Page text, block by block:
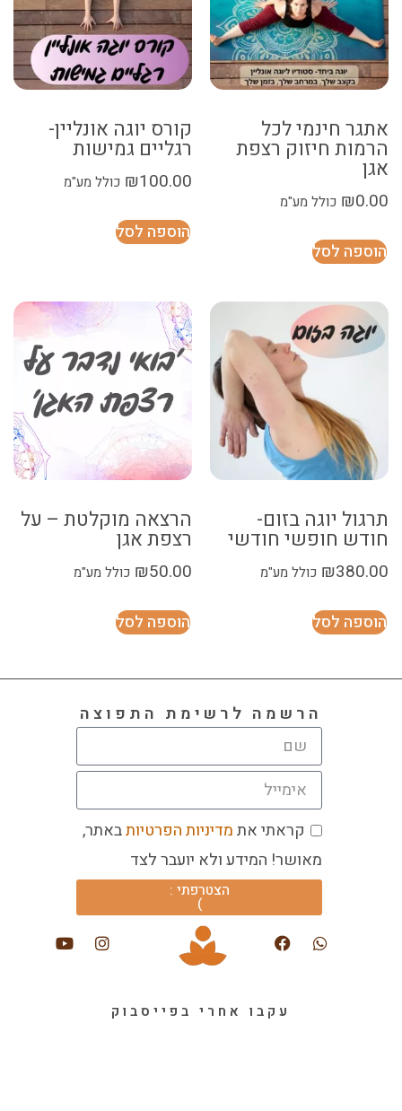
אתגר חינמי לכל
הרמות חיזוק רצפת
אגן
₪0.00 כולל מע"מ
הוספה לסל
קורס יוגה אונליין-
רגליים גמישות
₪100.00 כולל מע"מ
הוספה לסל
תרגול יוגה בזום-
חודש חופשי חודשי
₪380.00 כולל מע"מ
הוספה לסל
הרצאה מוקלטת – על
רצפת אגן
₪50.00 כולל מע"מ
הוספה לסל
הרשמה לרשימת התפוצה
קראתי אתמדיניות הפרטיותבאתר,
מאושר! המידע ולא יועבר לצד
הצטרפתי :
עקבו אחרי בפייסבוק